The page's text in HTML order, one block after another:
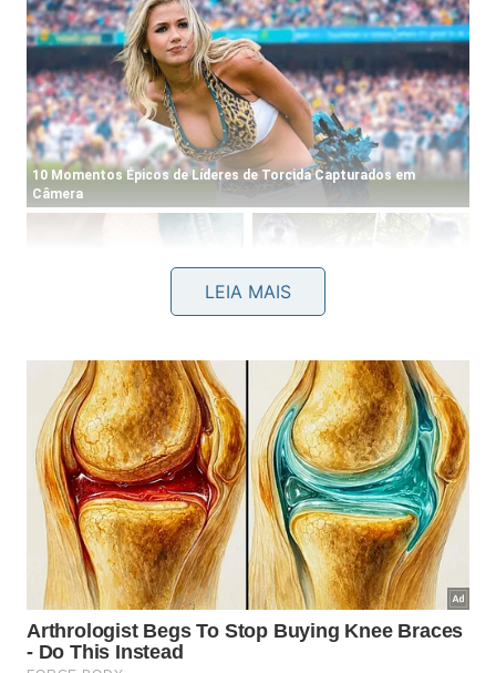
Como consequência, o corpo ganhamais
flexibilidade globaleamplitude de movimento
funcional, facilitando tarefas simples como se
abaixar, alcançar objetos em prateleiras altas ou
girar o tronco sem desconforto. Para organizar
melhor essa prática logo ao acordar, vale conhecer
quais grupos musculares merecem maior atenção
diária.
LEIA MAIS